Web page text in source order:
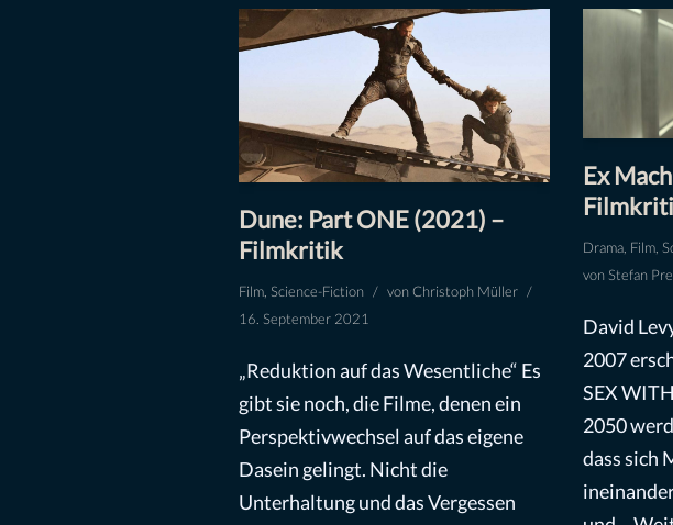
Dune: Part ONE (2021) –
Filmkritik
Film, Science-Fiction vonChristoph Müller
16. September 2021
„Reduktion auf das Wesentliche“ Es
gibt sie noch, die Filme, denen ein
Perspektivwechsel auf das eigene
Dasein gelingt. Nicht die
Unterhaltung und das Vergessen
Ex
Drama, Film,
vonStefan
David
2007
SEX
2050
dass sich